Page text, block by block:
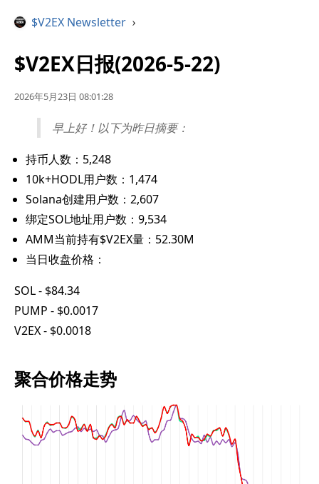
$V2EX Newsletter ›
$V2EX日报(2026-5-22)
2026年5月23日 08:01:28
早上好！以下为昨日摘要：
持币人数：5,248
10k+HODL用户数：1,474
Solana创建用户数：2,607
绑定SOL地址用户数：9,534
AMM当前持有$V2EX量：52.30M
当日收盘价格：
SOL - $84.34
PUMP - $0.0017
V2EX - $0.0018
聚合价格走势